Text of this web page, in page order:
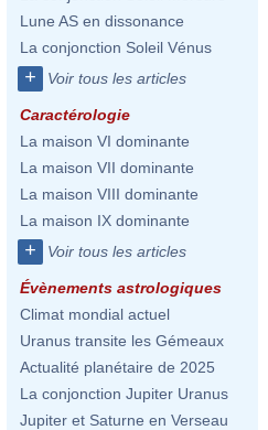
Lune AS en dissonance
La conjonction Soleil Vénus
+ Voir tous les articles
Caractérologie
La maison VI dominante
La maison VII dominante
La maison VIII dominante
La maison IX dominante
+ Voir tous les articles
Évènements astrologiques
Climat mondial actuel
Uranus transite les Gémeaux
Actualité planétaire de 2025
La conjonction Jupiter Uranus
Jupiter et Saturne en Verseau